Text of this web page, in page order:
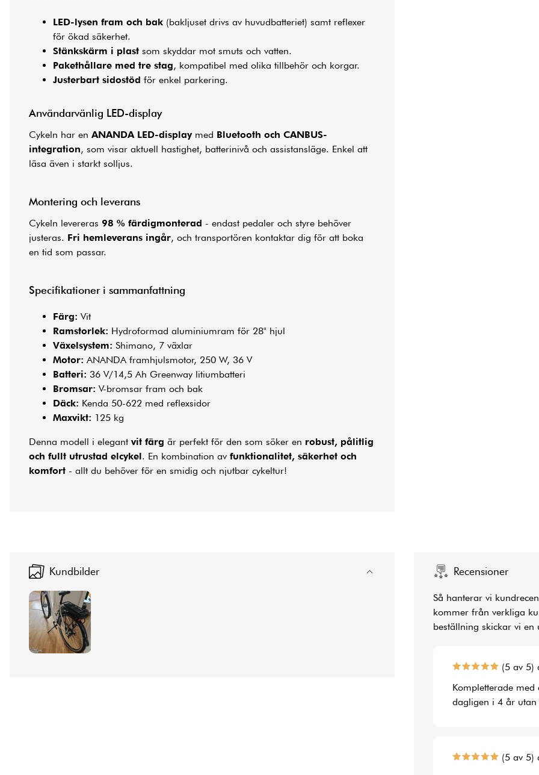
LED-lysen fram och bak (bakljuset drivs av huvudbatteriet) samt reflexer
för ökad säkerhet.
Stänkskärm i plast som skyddar mot smuts och vatten.
Pakethållare med tre stag, kompatibel med olika tillbehör och korgar.
Justerbart sidostöd för enkel parkering.
Användarvänlig LED-display
Cykeln har en ANANDA LED-displaymed Bluetooth och CANBUS-
integration, som visar aktuell hastighet, batterinivå och assistansläge. Enkel att
läsa även i starkt solljus.
Montering och leverans
Cykeln levereras 98 % färdigmonterad - endast pedaler och styre behöver
justeras. Fri hemleverans ingår, och transportören kontaktar dig för att boka
en tid som passar.
Specifikationer i sammanfattning
Färg: Vit
Ramstorlek: Hydroformad aluminiumram för 28" hjul
Växelsystem: Shimano, 7 växlar
Motor: ANANDA framhjulsmotor, 250 W, 36 V
Batteri: 36 V/14,5 Ah Greenway litiumbatteri
Bromsar: V-bromsar fram och bak
Däck: Kenda 50-622 med reflexsidor
Maxvikt: 125 kg
Denna modell i elegant vit färg är perfekt för den som söker en robust, pålitlig
och fullt utrustad elcykel. En kombination av funktionalitet, säkerhet och
komfort - allt du behöver för en smidig och njutbar cykeltur!
Kundbilder Recensioner
Så hanterar vi
kommer från verkliga
beställning skickar vi
(5 av 5)
Kompletterade
dagligen i 4 år
(5 av 5)